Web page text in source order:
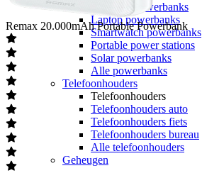
MagSafe powerbanks
Laptop powerbanks
Smartwatch powerbanks
Portable power stations
Solar powerbanks
Alle powerbanks
Telefoonhouders
Telefoonhouders
Telefoonhouders auto
Telefoonhouders fiets
Telefoonhouders bureau
Alle telefoonhouders
Geheugen
Remax 20.000mAh Portable Powerbank